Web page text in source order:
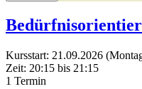
Kursstart: 21.09.2026
Zeit: 20:15 bis 21:15
1 Termin